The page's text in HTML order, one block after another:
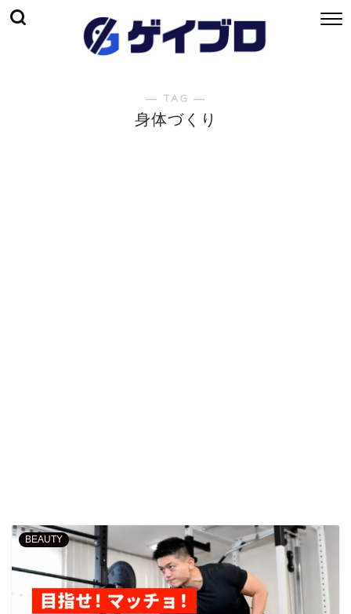
― TAG ―
身体づくり
BEAUTY